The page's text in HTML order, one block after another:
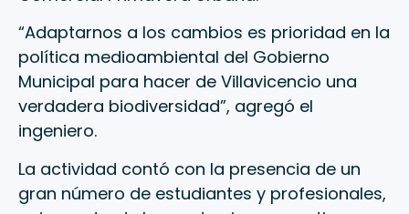
“Adaptarnos a los cambios es prioridad en la
política medioambiental del Gobierno
Municipal para hacer de Villavicencio una
verdadera biodiversidad”, agregó el
ingeniero.
La actividad contó con la presencia de un
gran número de estudiantes y profesionales,